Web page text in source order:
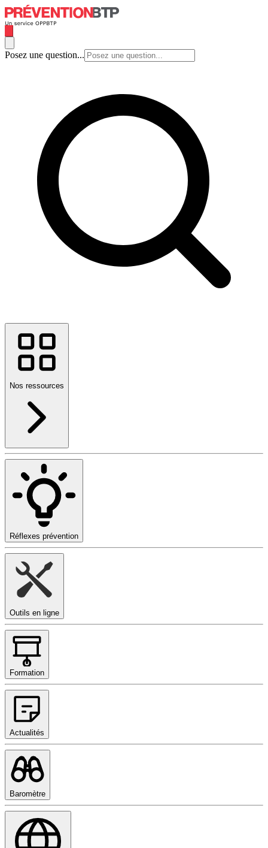
Posez une question...
Nos ressources
Réflexes prévention
Outils en ligne
Formation
Actualités
Baromètre